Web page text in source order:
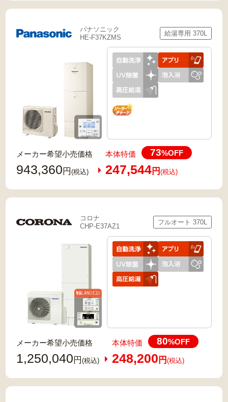
パナソニック
HE-F37KZMS
給湯専用 370L
メーカー希望小売価格
943,360円(税込)
本体特価 73%OFF
247,544円(税込)
コロナ
CHP-E37AZ1
フルオート 370L
メーカー希望小売価格
1,250,040 円(税込)
本体特価 80%OFF
248,200 円 (税込)